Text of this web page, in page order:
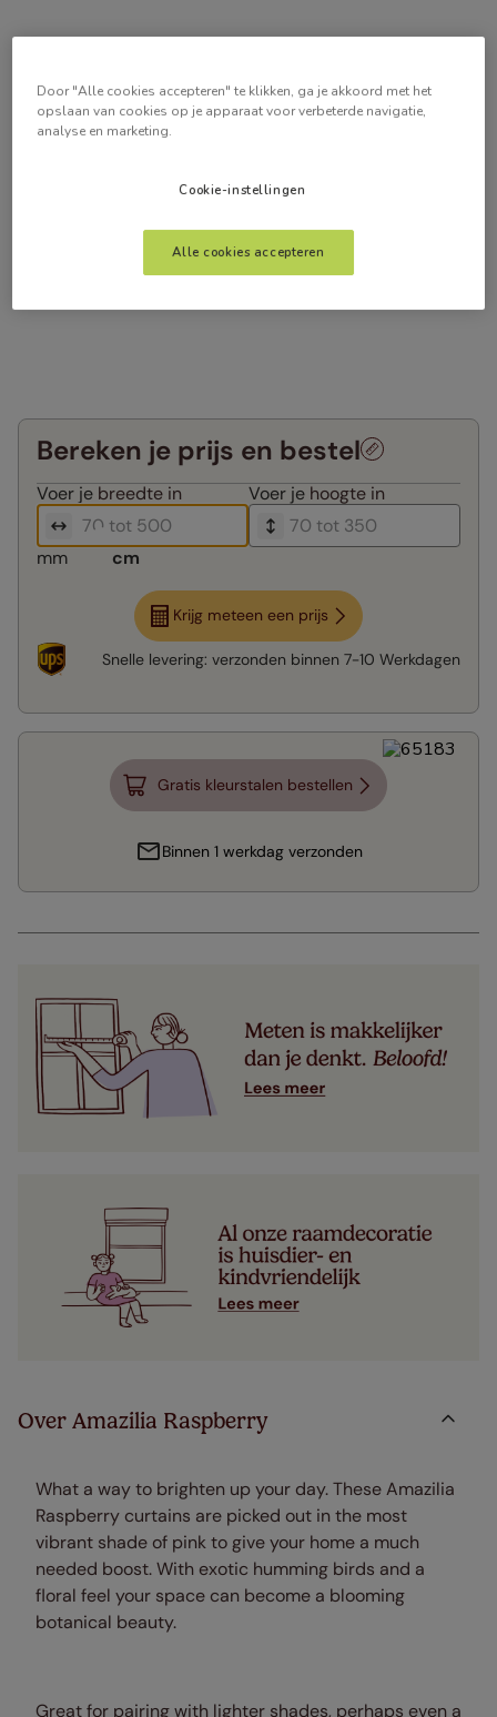
Bereken je prijs en bestel
Voer je breedte in Voer je hoogte in
mm cm
Krijg meteen een prijs
Snelle levering: verzonden binnen 7-10 Werkdagen
Gratis kleurstalen bestellen
Binnen 1 werkdag verzonden
Over Amazilia Raspberry
What a way to brighten up your day. These Amazilia
Raspberry curtains are picked out in the most
vibrant shade of pink to give your home a much
needed boost. With exotic humming birds and a
floral feel your space can become a blooming
botanical beauty.
Great for pairing with lighter shades, perhaps even a
Door "Alle cookies accepteren" te klikken, ga je akkoord met het
opslaan van cookies op je apparaat voor verbeterde navigatie,
analyse en marketing.
Cookie-instellingen
Alle cookies accepteren